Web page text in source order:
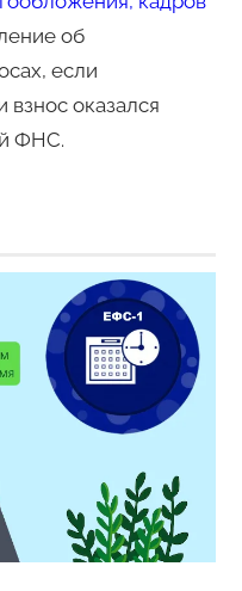
об
если
взнос оказался
ФНС.